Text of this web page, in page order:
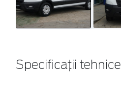
Specificații tehnice